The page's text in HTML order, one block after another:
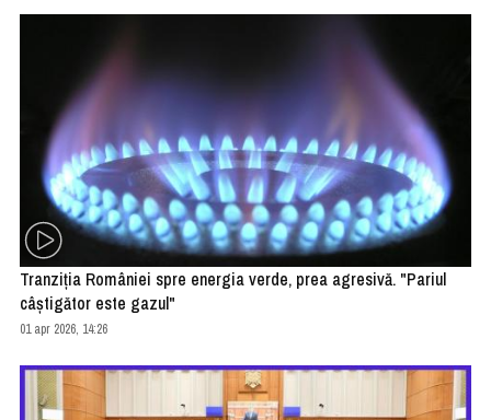
Tranziţia României spre energia verde, prea agresivă. "Pariul
câştigător este gazul"
01 apr 2026, 14:26